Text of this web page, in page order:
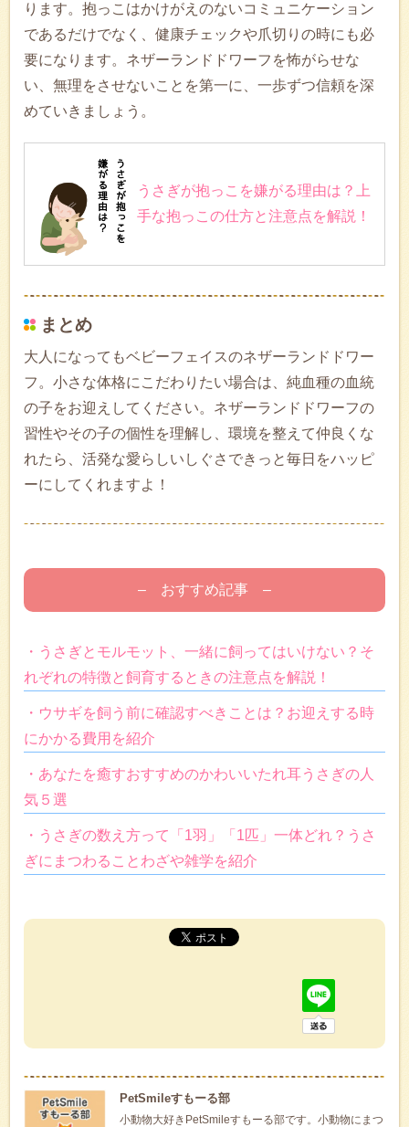
ります。抱っこはかけがえのないコミュニケーション
であるだけでなく、健康チェックや爪切りの時にも必
要になります。ネザーランドドワーフを怖がらせな
い、無理をさせないことを第一に、一歩ずつ信頼を深
めていきましょう。
うさぎが抱っこを嫌がる理由は？上
手な抱っこの仕方と注意点を解説！
まとめ
大人になってもベビーフェイスのネザーランドドワー
フ。小さな体格にこだわりたい場合は、純血種の血統
の子をお迎えしてください。ネザーランドドワーフの
習性やその子の個性を理解し、環境を整えて仲良くな
れたら、活発な愛らしいしぐさできっと毎日をハッピ
ーにしてくれますよ！
– おすすめ記事 –
・うさぎとモルモット、一緒に飼ってはいけない？そ
れぞれの特徴と飼育するときの注意点を解説！
・ウサギを飼う前に確認すべきことは？お迎えする時
にかかる費用を紹介
・あなたを癒すおすすめのかわいいたれ耳うさぎの人
気５選
・うさぎの数え方って「1羽」「1匹」一体どれ？うさ
ぎにまつわることわざや雑学を紹介
PetSmileすもーる部
小動物大好きPetSmileすもーる部です。小動物にまつ